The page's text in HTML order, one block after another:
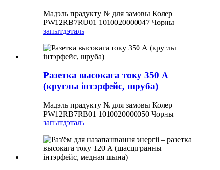
Мадэль прадукту № для замовы Колер
PW12RB7RU01 1010020000047 Чорны
запытдэталь
Разетка высокага току 350 А
(круглы інтэрфейс, шруба)
Мадэль прадукту № для замовы Колер
PW12RB7RB01 1010020000050 Чорны
запытдэталь